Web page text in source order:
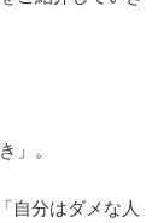
」。
自分はダメな人